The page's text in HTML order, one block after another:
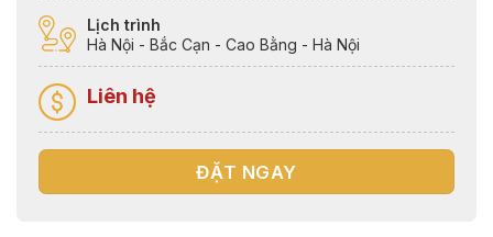
Lịch trình
Hà Nội - Bắc Cạn - Cao Bằng - Hà Nội
Liên hệ
ĐẶT NGAY